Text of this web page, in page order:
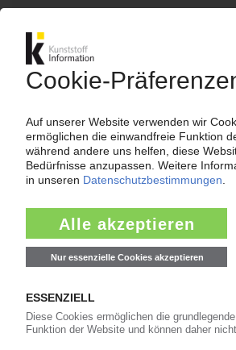
Streit zwischen VW und Prevent
Bisher keine Folgen für